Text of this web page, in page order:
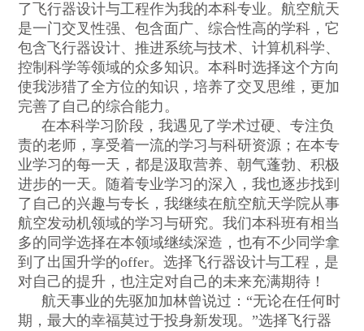
了飞行器设计与工程作为我的本科专业。航空航天
是一门交叉性强、包含面广、综合性高的学科，它
包含飞行器设计、推进系统与技术、计算机科学、
控制科学等领域的众多知识。本科时选择这个方向
使我涉猎了全方位的知识，培养了交叉思维，更加
完善了自己的综合能力。
在本科学习阶段，我遇见了学术过硬、专注负
责的老师，享受着一流的学习与科研资源；在本专
业学习的每一天，都是汲取营养、朝气蓬勃、积极
进步的一天。随着专业学习的深入，我也逐步找到
了自己的兴趣与专长，我继续在航空航天学院从事
航空发动机领域的学习与研究。我们本科班有相当
多的同学选择在本领域继续深造，也有不少同学拿
到了出国升学的offer。选择飞行器设计与工程，是
对自己的提升，也注定对自己的未来充满期待！
航天事业的先驱加加林曾说过： “无论在任何时
期，最大的幸福莫过于投身新发现。”选择飞行器